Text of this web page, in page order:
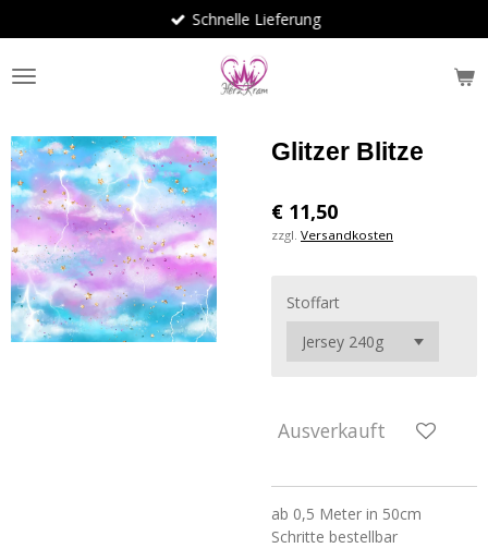
Hauptinhalt
springen
Schnelle Lieferung
Glitzer Blitze
€ 11,50
zzgl. Versandkosten
Stoffart
Ausverkauft
ab 0,5 Meter in 50cm
Schritte bestellbar